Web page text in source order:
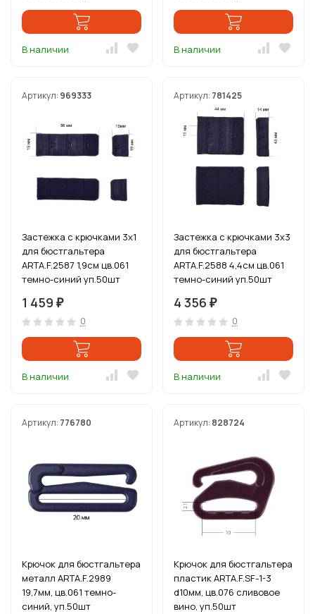
В наличии В наличии
Артикул: 969333
Застежка с крючками 3х1
для бюстгальтера
ARTA.F.2587 1,9см цв.061
темно-синий уп.50шт
1 459 ₽
0
В наличии
Артикул: 781425
Застежка с крючками 3х3
для бюстгальтера
ARTA.F.2588 4,4см цв.061
темно-синий уп.50шт
4 356 ₽
0
В наличии
Артикул: 776780
Крючок для бюстгальтера
металл ARTA.F.2989
19,7мм, цв.061 темно-
синий, уп.50шт
Артикул: 828724
Крючок для бюстгальтера
пластик ARTA.F.SF-1-3
d10мм, цв.076 сливовое
вино, уп.50шт